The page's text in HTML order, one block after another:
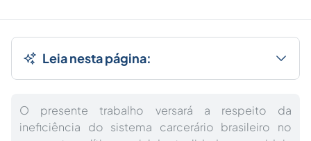
Leia nesta página:
O presente trabalho versará a respeito da
ineficiência do sistema carcerário brasileiro no